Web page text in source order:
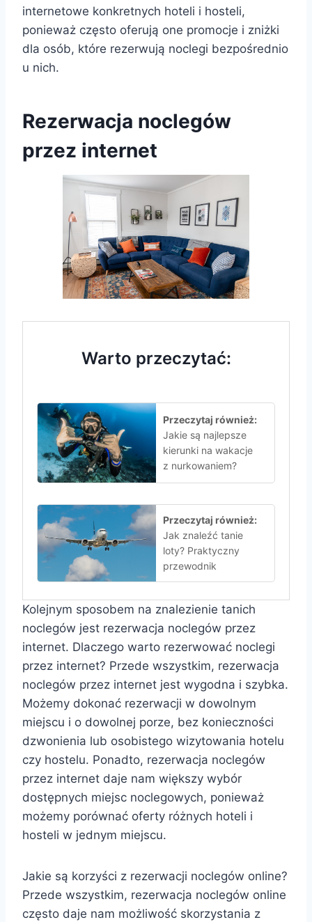
internetowe konkretnych hoteli i hosteli,
ponieważ często oferują one promocje i zniżki
dla osób, które rezerwują noclegi bezpośrednio
u nich.
Rezerwacja noclegów
przez internet
Warto przeczytać:
Przeczytaj również:
Jakie są najlepsze
kierunki na wakacje
z nurkowaniem?
Przeczytaj również:
Jak znaleźć tanie
loty? Praktyczny
przewodnik
Kolejnym sposobem na znalezienie tanich
noclegów jest rezerwacja noclegów przez
internet. Dlaczego warto rezerwować noclegi
przez internet? Przede wszystkim, rezerwacja
noclegów przez internet jest wygodna i szybka.
Możemy dokonać rezerwacji w dowolnym
miejscu i o dowolnej porze, bez konieczności
dzwonienia lub osobistego wizytowania hotelu
czy hostelu. Ponadto, rezerwacja noclegów
przez internet daje nam większy wybór
dostępnych miejsc noclegowych, ponieważ
możemy porównać oferty różnych hoteli i
hosteli w jednym miejscu.
Jakie są korzyści z rezerwacji noclegów online?
Przede wszystkim, rezerwacja noclegów online
często daje nam możliwość skorzystania z